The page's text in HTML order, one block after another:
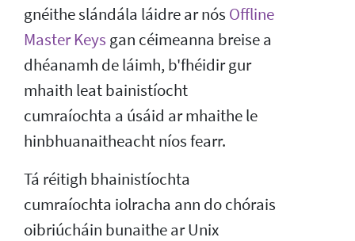
gnéithe slándála láidre ar nós Offline
Master Keys gan céimeanna breise a
dhéanamh de láimh, b'fhéidir gur
mhaith leat bainistíocht
cumraíochta a úsáid ar mhaithe le
hinbhuanaitheacht níos fearr.
Tá réitigh bhainistíochta
cumraíochta iolracha ann do chórais
oibriúcháin bunaithe ar Unix